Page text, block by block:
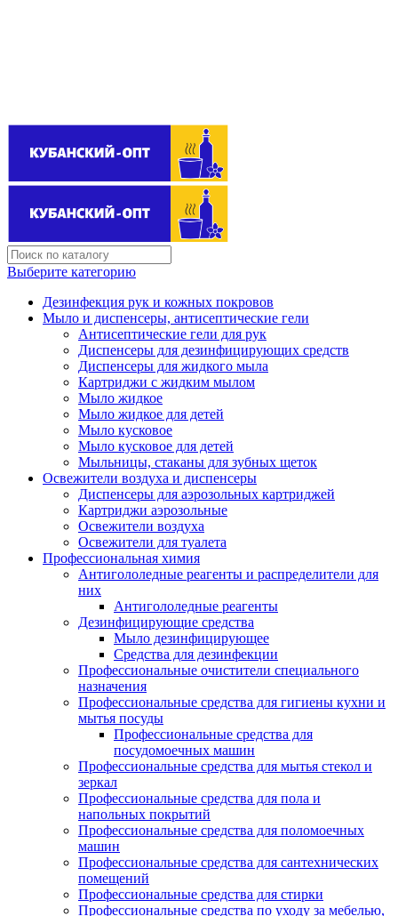
Выберите категорию
Дезинфекция рук и кожных покровов
Мыло и диспенсеры, антисептические гели
Антисептические гели для рук
Диспенсеры для дезинфицирующих средств
Диспенсеры для жидкого мыла
Картриджи с жидким мылом
Мыло жидкое
Мыло жидкое для детей
Мыло кусковое
Мыло кусковое для детей
Мыльницы, стаканы для зубных щеток
Освежители воздуха и диспенсеры
Диспенсеры для аэрозольных картриджей
Картриджи аэрозольные
Освежители воздуха
Освежители для туалета
Профессиональная химия
Антигололедные реагенты и распределители для
них
Антигололедные реагенты
Дезинфицирующие средства
Мыло дезинфицирующее
Средства для дезинфекции
Профессиональные очистители специального
назначения
Профессиональные средства для гигиены кухни и
мытья посуды
Профессиональные средства для
посудомоечных машин
Профессиональные средства для мытья стекол и
зеркал
Профессиональные средства для пола и
напольных покрытий
Профессиональные средства для поломоечных
машин
Профессиональные средства для сантехнических
помещений
Профессиональные средства для стирки
Профессиональные средства по уходу за мебелью,